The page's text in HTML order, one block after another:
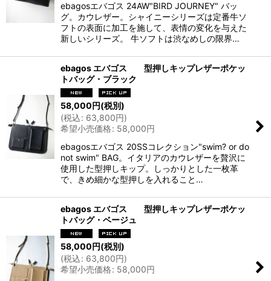
ebagosエバゴス 24AW"BIRD JOURNEY" バッ
グ。カウレザー。シャイニーシリーズは定番牛ソ
フトの表面に加工を施して、表情の変化を与えた
新しいシリーズ。 牛ソフトは渋なめしの限界…
ebagos エバゴス 型押しキップレザーポケッ
トバッグ・ブラック
58,000円(税別)
(税込: 63,800円)
希望小売価格: 58,000円
ebagosエバゴス 20SSコレクション"swim? or do
not swim" BAG。イタリアのカウレザーを贅沢に
使用した型押しキップ。しっかりとした一枚革
で、きめ細かな型押しを入れること…
ebagos エバゴス 型押しキップレザーポケッ
トバッグ・ベージュ
58,000円(税別)
(税込: 63,800円)
希望小売価格: 58,000円